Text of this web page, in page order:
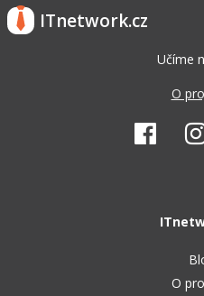
ITnetwork.cz
Učíme
O
O